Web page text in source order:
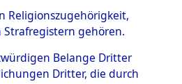
Religionszugehörigkeit,
gehören.
Belange Dritter
Dritter, die durch